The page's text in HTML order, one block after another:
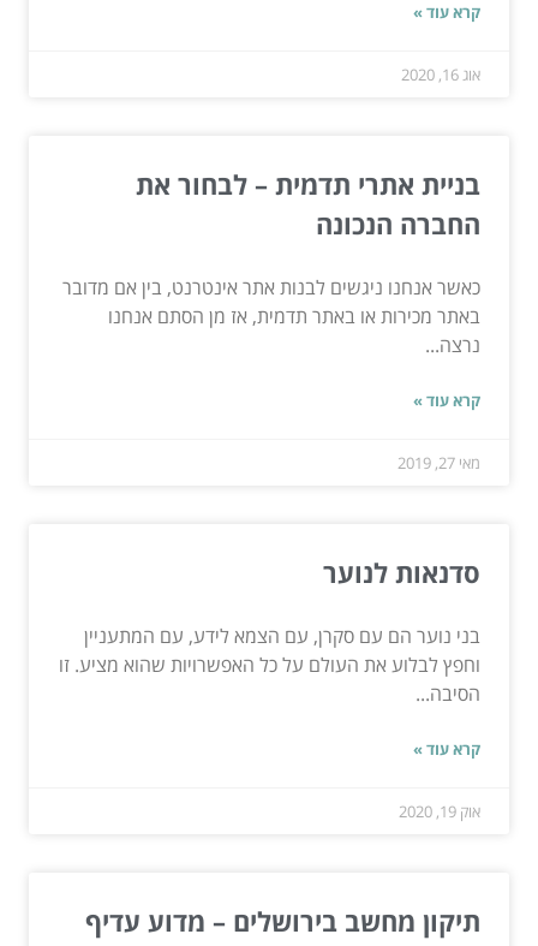
קרא עוד »
אוג 16, 2020
בניית אתרי תדמית – לבחור את
החברה הנכונה
כאשר אנחנו ניגשים לבנות אתר אינטרנט, בין אם מדובר
באתר מכירות או באתר תדמית, אז מן הסתם אנחנו
נרצה...
קרא עוד »
מאי 27, 2019
סדנאות לנוער
בני נוער הם עם סקרן, עם הצמא לידע, עם המתעניין
וחפץ לבלוע את העולם על כל האפשרויות שהוא מציע. זו
הסיבה...
קרא עוד »
אוק 19, 2020
תיקון מחשב בירושלים – מדוע עדיף